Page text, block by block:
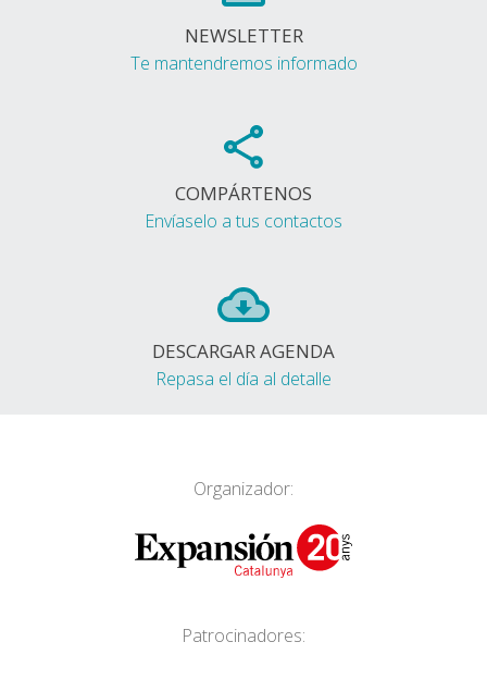
NEWSLETTER
Te mantendremos informado
COMPÁRTENOS
Envíaselo a tus contactos
DESCARGAR AGENDA
Repasa el día al detalle
Organizador:
Patrocinadores: